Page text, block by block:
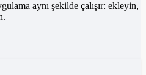
aynı şekilde çalışır: ekleyin,